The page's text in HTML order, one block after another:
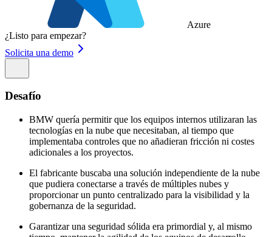
Azure
¿Listo para empezar?
Solicita una demo
Desafío
BMW quería permitir que los equipos internos utilizaran las
tecnologías en la nube que necesitaban, al tiempo que
implementaba controles que no añadieran fricción ni costes
adicionales a los proyectos.
El fabricante buscaba una solución independiente de la nube
que pudiera conectarse a través de múltiples nubes y
proporcionar un punto centralizado para la visibilidad y la
gobernanza de la seguridad.
Garantizar una seguridad sólida era primordial y, al mismo